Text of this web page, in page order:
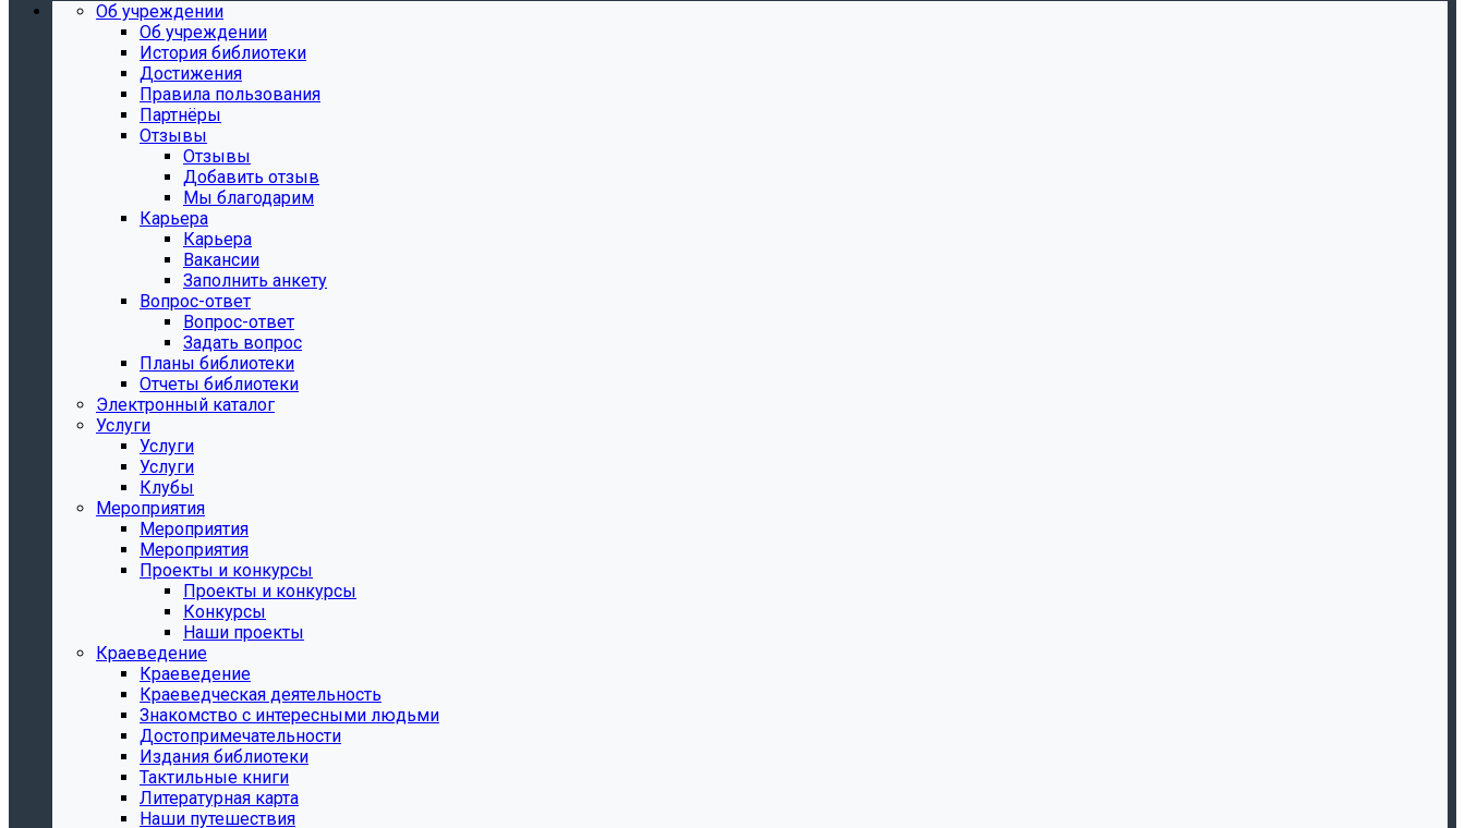
Об учреждении
Об учреждении
История библиотеки
Достижения
Правила пользования
Партнёры
Отзывы
Отзывы
Добавить отзыв
Мы благодарим
Карьера
Карьера
Вакансии
Заполнить анкету
Вопрос-ответ
Вопрос-ответ
Задать вопрос
Планы библиотеки
Отчеты библиотеки
Электронный каталог
Услуги
Услуги
Услуги
Клубы
Мероприятия
Мероприятия
Мероприятия
Проекты и конкурсы
Проекты и конкурсы
Конкурсы
Наши проекты
Краеведение
Краеведение
Краеведческая деятельность
Знакомство с интересными людьми
Достопримечательности
Издания библиотеки
Тактильные книги
Литературная карта
Наши путешествия